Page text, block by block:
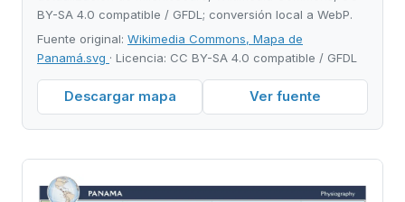
BY-SA 4.0 compatible / GFDL; conversión local a WebP.
Fuente original: Wikimedia Commons, Mapa de
Panamá.svg · Licencia: CC BY-SA 4.0 compatible / GFDL
Descargar mapa Ver fuente